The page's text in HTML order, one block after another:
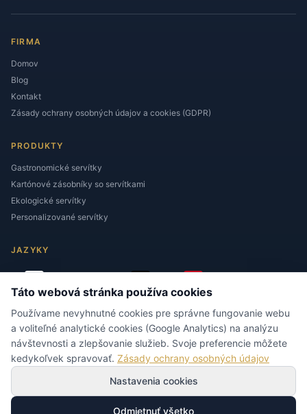
FIRMA
Domov
Blog
Kontakt
Zásady ochrany osobných údajov a cookies (GDPR)
PRODUKTY
Gastronomické servítky
Kartónové zásobníky so servítkami
Ekologické servítky
Personalizované servítky
JAZYKY
KONTAKT
biuro@napkins.com.pl
ul. Spółdzielcza 1
Táto webová stránka používa cookies
Používame nevyhnutné cookies pre správne fungovanie webu
a voliteľné analytické cookies (Google Analytics) na analýzu
návštevnosti a zlepšovanie služieb. Svoje preferencie môžete
kedykoľvek spravovať. Zásady ochrany osobných údajov
Nastavenia cookies
Odmietnuť všetko